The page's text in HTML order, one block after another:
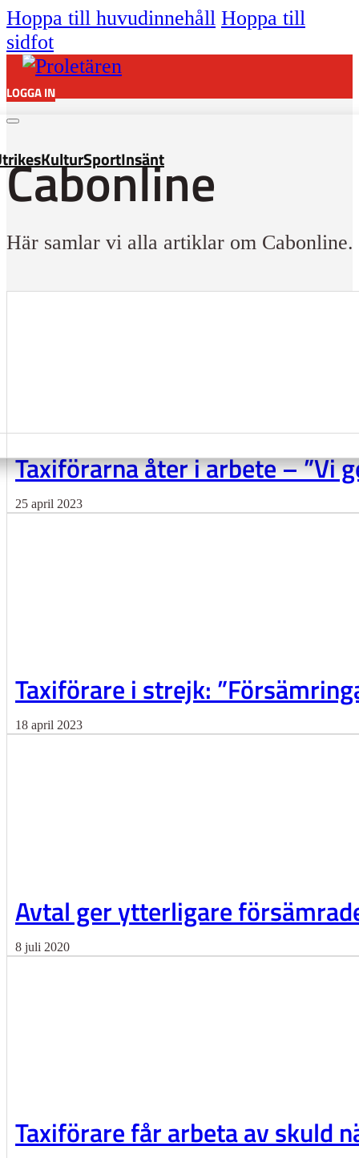
Hoppa till huvudinnehåll Hoppa till
sidfot
LOGGA IN
KulturSportInsänt
Cabonline
Här samlar vi alla artiklar om Cabonline.
Taxiförarna åter i arbete – ”Vi
25 april 2023
Taxiförare i strejk:
18 april 2023
Avtal ger ytterligare
8 juli 2020
Taxiförare får arbeta av skuld